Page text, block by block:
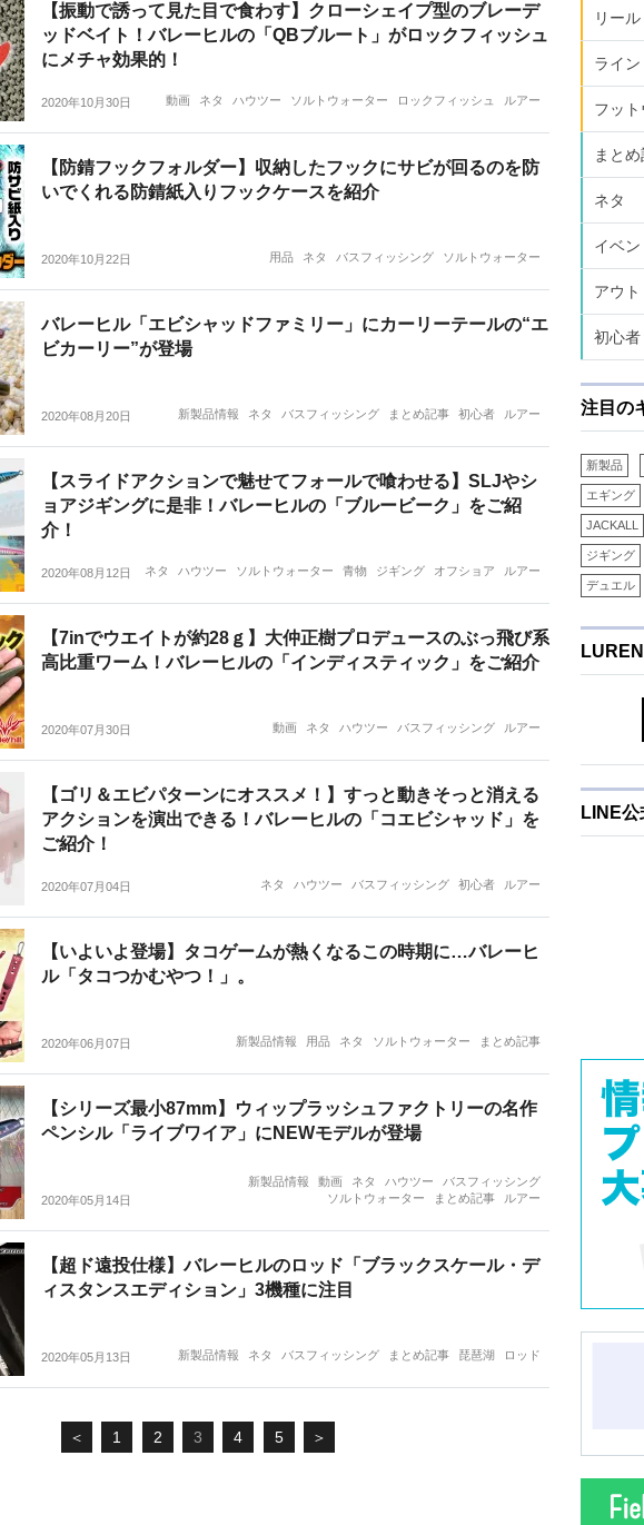
【振動で誘って見た目で食わす】クローシェイプ型のブレーデ
ッドベイト！バレーヒルの「QBブルート」がロックフィッシュ
にメチャ効果的！
2020年10月30日 動画 ネタ ハウツー ソルトウォーター ロックフィッシュ ルアー
【防錆フックフォルダー】収納したフックにサビが回るのを防
いでくれる防錆紙入りフックケースを紹介
2020年10月22日 用品 ネタ バスフィッシング ソルトウォーター
バレーヒル「エビシャッドファミリー」にカーリーテールの“エ
ビカーリー”が登場
2020年08月20日 新製品情報 ネタ バスフィッシング まとめ記事 初心者 ルアー
【スライドアクションで魅せてフォールで喰わせる】SLJやシ
ョアジギングに是非！バレーヒルの「ブルービーク」をご紹
介！
2020年08月12日 ネタ ハウツー ソルトウォーター 青物 ジギング オフショア ルアー
【7inでウエイトが約28ｇ】大仲正樹プロデュースのぶっ飛び系
高比重ワーム！バレーヒルの「インディスティック」をご紹介
2020年07月30日 動画 ネタ ハウツー バスフィッシング ルアー
【ゴリ＆エビパターンにオススメ！】すっと動きそっと消える
アクションを演出できる！バレーヒルの「コエビシャッド」を
ご紹介！
2020年07月04日 ネタ ハウツー バスフィッシング 初心者 ルアー
【いよいよ登場】タコゲームが熱くなるこの時期に…バレーヒ
ル「タコつかむやつ！」。
2020年06月07日 新製品情報 用品 ネタ ソルトウォーター まとめ記事
【シリーズ最小87mm】ウィップラッシュファクトリーの名作
ペンシル「ライブワイア」にNEWモデルが登場
2020年05月14日
新製品情報 動画 ネタ ハウツー
バスフィッシング
ソルトウォーター
まとめ記事 ルアー
【超ド遠投仕様】バレーヒルのロッド「ブラックスケール・デ
ィスタンスエディション」3機種に注目
2020年05月13日 新製品情報 ネタ バスフィッシング まとめ記事 琵琶湖 ロッド
＜ 1 2 3 4 5 ＞
リール
ライン
フッ
まと
ネタ
イベン
アウト
初心者
注目の
新製品
エギング
JACKALL
ジギング
デュエル
LINE公